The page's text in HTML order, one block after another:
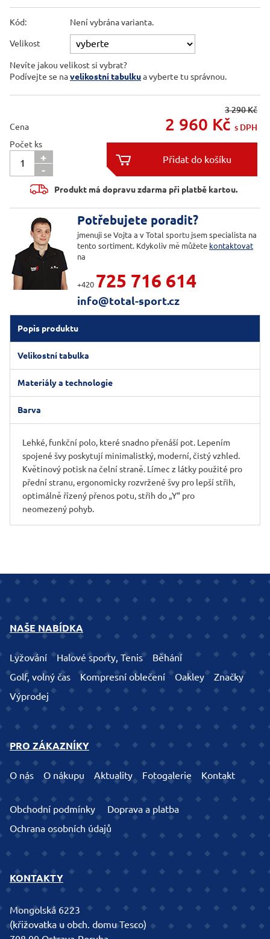
Kód: Není vybrána varianta.
Velikost
Nevíte jakou velikost si vybrat?
Podívejte se navelikostní tabulkua vyberte tu správnou.
Cena
3 290 Kč
2 960 Kč s DPH
Počet ks
+
-


Produkt má dopravu zdarma při platbě kartou.
Potřebujete poradit?
jmenuji se Vojta a v Total sportu jsem specialista na
tento sortiment. Kdykoliv mě můžete kontaktovat
na
+420 725 716 614
info@total-sport.cz
Popis produktu
Velikostní tabulka
Materiály a technologie
Barva
Lehké, funkční polo, které snadno přenáší pot. Lepením
spojené švy poskytují minimalistký, moderní, čistý vzhled.
Květinový potisk na čelní straně. Límec z látky použité pro
přední stranu, ergonomicky rozvržené švy pro lepší střih,
optimálně řízený přenos potu, střih do „Y“ pro
neomezený pohyb.
NAŠE NABÍDKA
Lyžování Halové sporty, Tenis
Běhání
Golf, volný čas
Kompresní oblečení Oakley
Značky
Výprodej
PRO ZÁKAZNÍKY
O nás O nákupu Aktuality Fotogalerie Kontakt
Obchodní podmínky
Doprava a platba
Ochrana osobních údajů
KONTAKTY
Mongolská 6223
(křižovatka u obch. domu Tesco)